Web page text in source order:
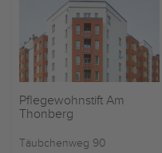
Pflegewohnstift Am
Thonberg
Täubchenweg 90